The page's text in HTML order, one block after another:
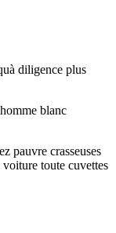
diligence plus
blanc
pauvre crasseuses
toute cuvettes